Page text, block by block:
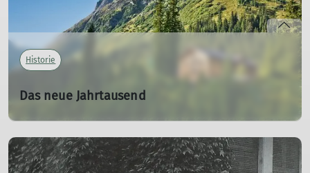
Historie
Das neue Jahrtausend
mehr erfahren